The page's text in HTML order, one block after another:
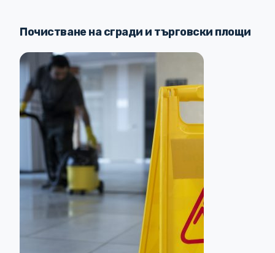
Почистване на сгради и търговски площи